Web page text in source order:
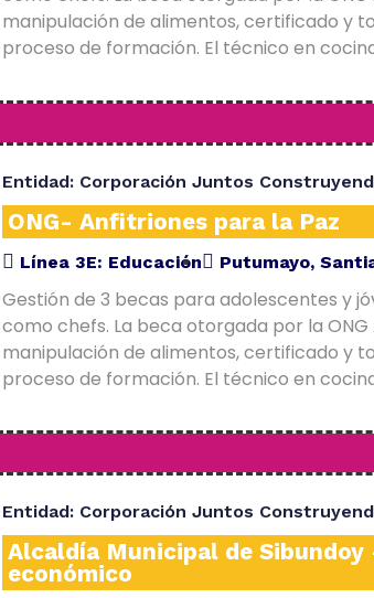
manipulación de alimentos, certificado y
proceso de formación. El técnico en
Entidad: Corporación Juntos
ONG- Anfitriones para la Paz
Línea 3E: Educación Putumayo,
Gestión de 3 becas para adolescentes y
como chefs. La beca otorgada por la
manipulación de alimentos, certificado y
proceso de formación. El técnico en
Entidad: Corporación Juntos
Alcaldía Municipal de
económico